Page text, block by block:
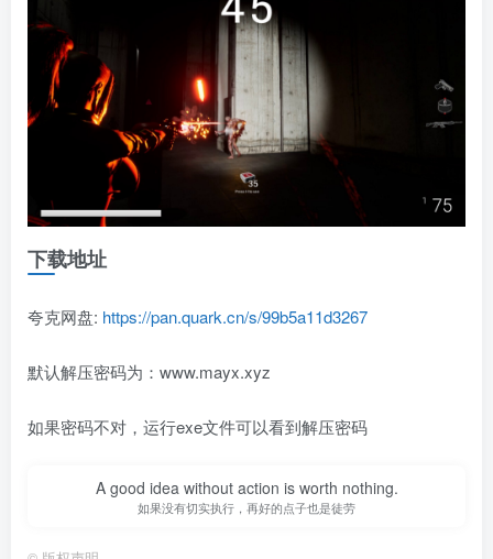
下载地址
夸克网盘: https://pan.quark.cn/s/99b5a11d3267
默认解压密码为：www.mayx.xyz
如果密码不对，运行exe文件可以看到解压密码
A good idea without action is worth nothing.
如果没有切实执行，再好的点子也是徒劳